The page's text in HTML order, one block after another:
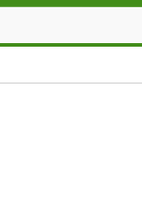
就職したいニートの